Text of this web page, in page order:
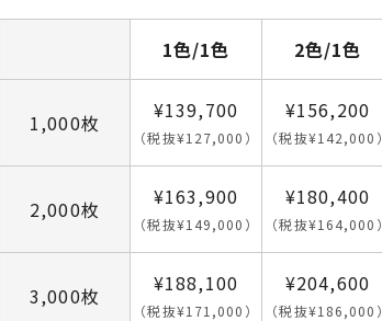
1色/1色 2色/1色
1,000枚 ¥139,700
（税抜¥127,000）
¥156,200
（税抜¥142,000）
2,000枚 ¥163,900
（税抜¥149,000）
¥180,400
（税抜¥164,000）
3,000枚 ¥188,100
（税抜¥171,000）
¥204,600
（税抜¥186,000）